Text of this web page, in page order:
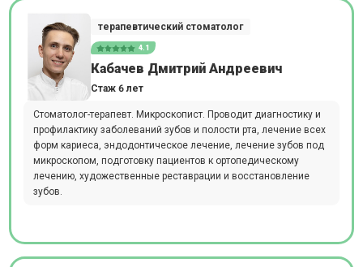
терапевтический стоматолог
4.1
Кабачев Дмитрий Андреевич
Стаж 6 лет
Стоматолог-терапевт. Микроскопист. Проводит диагностику и
профилактику заболеваний зубов и полости рта, лечение всех
форм кариеса, эндодонтическое лечение, лечение зубов под
микроскопом, подготовку пациентов к ортопедическому
лечению, художественные реставрации и восстановление
зубов.